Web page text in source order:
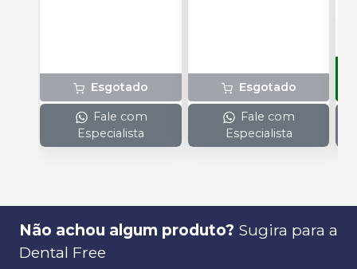
Esgotado
Fale com
Especialista
Esgotado
Fale com
Especialista
Não achou algum produto? Sugira para a
Dental Free